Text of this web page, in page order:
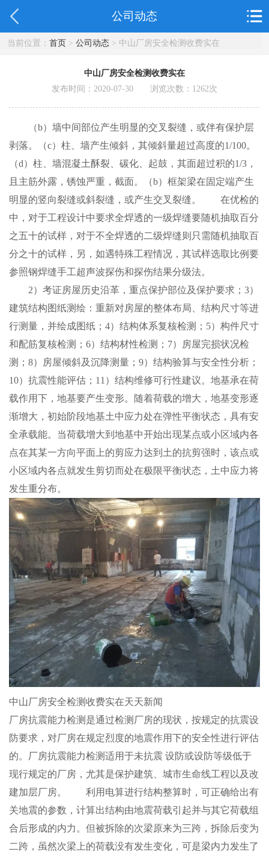
公司动态
当前位置： 首页> 公司动态> 中山厂房安全检测收费实在
中山厂房安全检测收费实在
发布时间：2020-07-30 浏览次数： 1262次
（b）墙中间部位产生明显的交叉裂缝，或伴有保护层
剥落。（c）柱、墙产生倾斜，其倾斜量超过高度的1/100。
（d）柱、墙混凝土酥裂、碳化、起鼓，其面超过积的1/3，
且主筋外露，锈蚀严重，截面。（b）框架梁在固定端产生
明显的竖向裂缝或斜裂缝，或产生交叉裂缝。 在优检的
中，对于工程设计中要求全焊透的一级焊缝要随机抽取百分
之五十的试样，对于不全焊透的二级焊缝则只需随机抽取百
分之十的试样，另，如遇特殊工程情况，其试样选取比例要
参照钢焊缝手工超声波探伤和探伤结果分级法。
2）考证房屋历史沿革，重点保护部位及保护要求；3）
建筑结构图纸测绘：重新对房屋的整体布局、结构尺寸等进
行测量，并绘成图纸；4）结构体系复核检测；5）构件尺寸
和配筋复核检测；6）结构材性检测；7）房屋完损状况检
测；8）房屋倾斜及沉降测量；9）结构验算与安全性分析；
10）抗震性能评估；11）结构维修可行性建议。地基承在荷
载作用下，地基要产生变形。随着荷载的增大，地基变形逐
渐增大，初始阶段地基土中应力处在弹性平衡状态，具有安
全承载能。当荷载增大到地基中开始出现某点或小区域内各
点在其某一方向平面上的剪应力达到土的抗剪强时，该点或
小区域内各点就发生剪切而处在极限平衡状态，土中应力将
发生重分布。
中山厂房安全检测收费实在天天新闻
厂房抗震能力检测是通过检测厂房的现状，按规定的抗震设
防要求，对厂房在规定烈度的地震作用下的安全性进行评估
的。厂房抗震能力检测适用于未抗震 设防或设防等级低于
现行规定的厂房，尤其是保护建筑、城市生命线工程以及改
建加层厂房。 利用电算进行结构整算时，可正确给出有
关地震的参数，计算出结构由地震荷载引起并与其它荷载组
合后形成的内力。但被拆除的次梁原来为三跨，拆除后变为
二跨，虽然次梁上的荷载没有发生变化，可是梁内力发生了